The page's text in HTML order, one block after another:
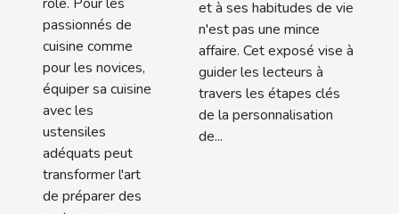
passionnés de
cuisine comme
pour les novices,
équiper sa cuisine
avec les
ustensiles
adéquats peut
transformer l'art
de préparer des
et à ses habitudes de vie
n'est pas une mince
affaire. Cet exposé vise à
guider les lecteurs à
travers les étapes clés
de la personnalisation
de...